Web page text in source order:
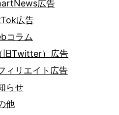
広告
広告
コラム
旧Twitter）広告
ィリエイト広告
らせ
他